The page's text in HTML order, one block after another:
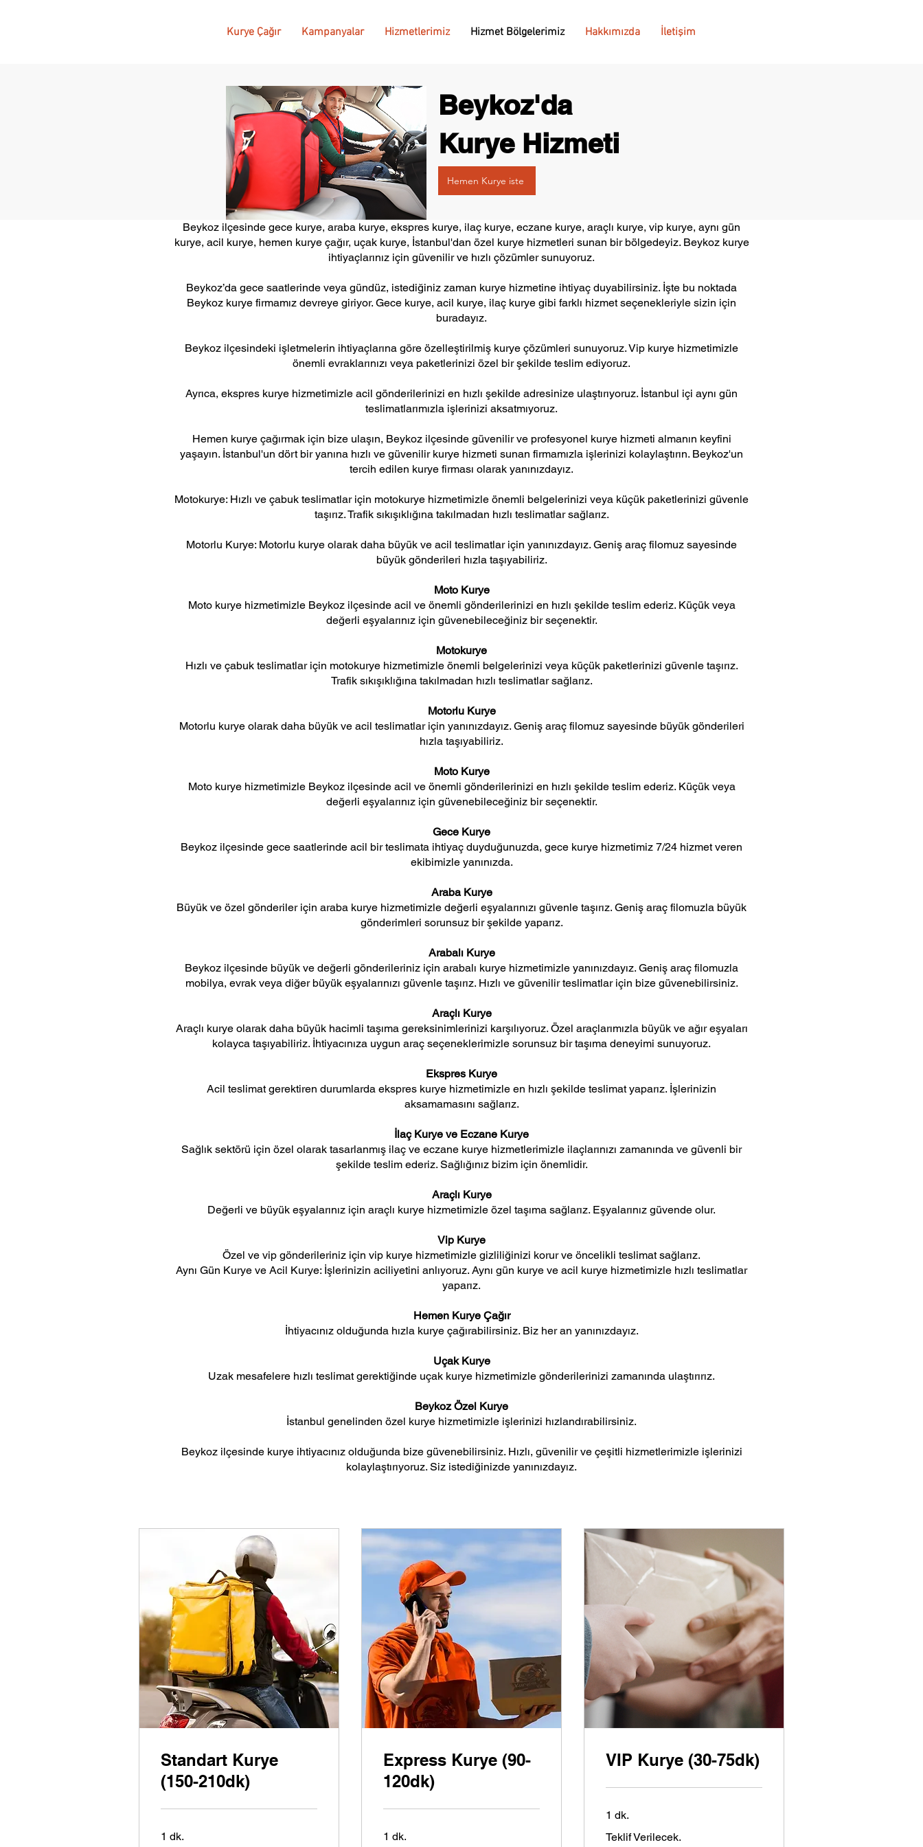
Kurye Çağır Kampanyalar Hizmetlerimiz Hizmet Bölgelerimiz Hakkımızda İletişim
Beykoz'da
Kurye Hizmeti
Hemen Kurye iste
Beykoz ilçesinde gece kurye, araba kurye, ekspres kurye, ilaç kurye, eczane kurye, araçlı kurye, vip kurye, aynı gün
kurye, acil kurye, hemen kurye çağır, uçak kurye, İstanbul'dan özel kurye hizmetleri sunan bir bölgedeyiz. Beykoz kurye
ihtiyaçlarınız için güvenilir ve hızlı çözümler sunuyoruz.
Beykoz’da gece saatlerinde veya gündüz, istediğiniz zaman kurye hizmetine ihtiyaç duyabilirsiniz. İşte bu noktada
Beykoz kurye firmamız devreye giriyor. Gece kurye, acil kurye, ilaç kurye gibi farklı hizmet seçenekleriyle sizin için
buradayız.
Beykoz ilçesindeki işletmelerin ihtiyaçlarına göre özelleştirilmiş kurye çözümleri sunuyoruz. Vip kurye hizmetimizle
önemli evraklarınızı veya paketlerinizi özel bir şekilde teslim ediyoruz.
Ayrıca, ekspres kurye hizmetimizle acil gönderilerinizi en hızlı şekilde adresinize ulaştırıyoruz. İstanbul içi aynı gün
teslimatlarımızla işlerinizi aksatmıyoruz.
Hemen kurye çağırmak için bize ulaşın, Beykoz ilçesinde güvenilir ve profesyonel kurye hizmeti almanın keyfini
yaşayın. İstanbul'un dört bir yanına hızlı ve güvenilir kurye hizmeti sunan firmamızla işlerinizi kolaylaştırın. Beykoz'un
tercih edilen kurye firması olarak yanınızdayız.
Motokurye: Hızlı ve çabuk teslimatlar için motokurye hizmetimizle önemli belgelerinizi veya küçük paketlerinizi güvenle
taşırız. Trafik sıkışıklığına takılmadan hızlı teslimatlar sağlarız.
Motorlu Kurye: Motorlu kurye olarak daha büyük ve acil teslimatlar için yanınızdayız. Geniş araç filomuz sayesinde
büyük gönderileri hızla taşıyabiliriz.
Moto Kurye
Moto kurye hizmetimizle Beykoz ilçesinde acil ve önemli gönderilerinizi en hızlı şekilde teslim ederiz. Küçük veya
değerli eşyalarınız için güvenebileceğiniz bir seçenektir.
Motokurye
Hızlı ve çabuk teslimatlar için motokurye hizmetimizle önemli belgelerinizi veya küçük paketlerinizi güvenle taşırız.
Trafik sıkışıklığına takılmadan hızlı teslimatlar sağlarız.
Motorlu Kurye
Motorlu kurye olarak daha büyük ve acil teslimatlar için yanınızdayız. Geniş araç filomuz sayesinde büyük gönderileri
hızla taşıyabiliriz.
Moto Kurye
Moto kurye hizmetimizle Beykoz ilçesinde acil ve önemli gönderilerinizi en hızlı şekilde teslim ederiz. Küçük veya
değerli eşyalarınız için güvenebileceğiniz bir seçenektir.
Gece Kurye
Beykoz ilçesinde gece saatlerinde acil bir teslimata ihtiyaç duyduğunuzda, gece kurye hizmetimiz 7/24 hizmet veren
ekibimizle yanınızda.
Araba Kurye
Büyük ve özel gönderiler için araba kurye hizmetimizle değerli eşyalarınızı güvenle taşırız. Geniş araç filomuzla büyük
gönderimleri sorunsuz bir şekilde yaparız.
Arabalı Kurye
Beykoz ilçesinde büyük ve değerli gönderileriniz için arabalı kurye hizmetimizle yanınızdayız. Geniş araç filomuzla
mobilya, evrak veya diğer büyük eşyalarınızı güvenle taşırız. Hızlı ve güvenilir teslimatlar için bize güvenebilirsiniz.
Araçlı Kurye
Araçlı kurye olarak daha büyük hacimli taşıma gereksinimlerinizi karşılıyoruz. Özel araçlarımızla büyük ve ağır eşyaları
kolayca taşıyabiliriz. İhtiyacınıza uygun araç seçeneklerimizle sorunsuz bir taşıma deneyimi sunuyoruz.
Ekspres Kurye
Acil teslimat gerektiren durumlarda ekspres kurye hizmetimizle en hızlı şekilde teslimat yaparız. İşlerinizin
aksamamasını sağlarız.
İlaç Kurye ve Eczane Kurye
Sağlık sektörü için özel olarak tasarlanmış ilaç ve eczane kurye hizmetlerimizle ilaçlarınızı zamanında ve güvenli bir
şekilde teslim ederiz. Sağlığınız bizim için önemlidir.
Araçlı Kurye
Değerli ve büyük eşyalarınız için araçlı kurye hizmetimizle özel taşıma sağlarız. Eşyalarınız güvende olur.
Vip Kurye
Özel ve vip gönderileriniz için vip kurye hizmetimizle gizliliğinizi korur ve öncelikli teslimat sağlarız.
Aynı Gün Kurye ve Acil Kurye: İşlerinizin aciliyetini anlıyoruz. Aynı gün kurye ve acil kurye hizmetimizle hızlı teslimatlar
yaparız.
Hemen Kurye Çağır
İhtiyacınız olduğunda hızla kurye çağırabilirsiniz. Biz her an yanınızdayız.
Uçak Kurye
Uzak mesafelere hızlı teslimat gerektiğinde uçak kurye hizmetimizle gönderilerinizi zamanında ulaştırırız.
Beykoz Özel Kurye
İstanbul genelinden özel kurye hizmetimizle işlerinizi hızlandırabilirsiniz.
Beykoz ilçesinde kurye ihtiyacınız olduğunda bize güvenebilirsiniz. Hızlı, güvenilir ve çeşitli hizmetlerimizle işlerinizi
kolaylaştırıyoruz. Siz istediğinizde yanınızdayız.
Standart Kurye
(150-210dk)
1 dk.
Express Kurye (90-
120dk)
1 dk.
VIP Kurye (30-75dk)
1 dk.
Verilecek.
Teklif Verilecek.